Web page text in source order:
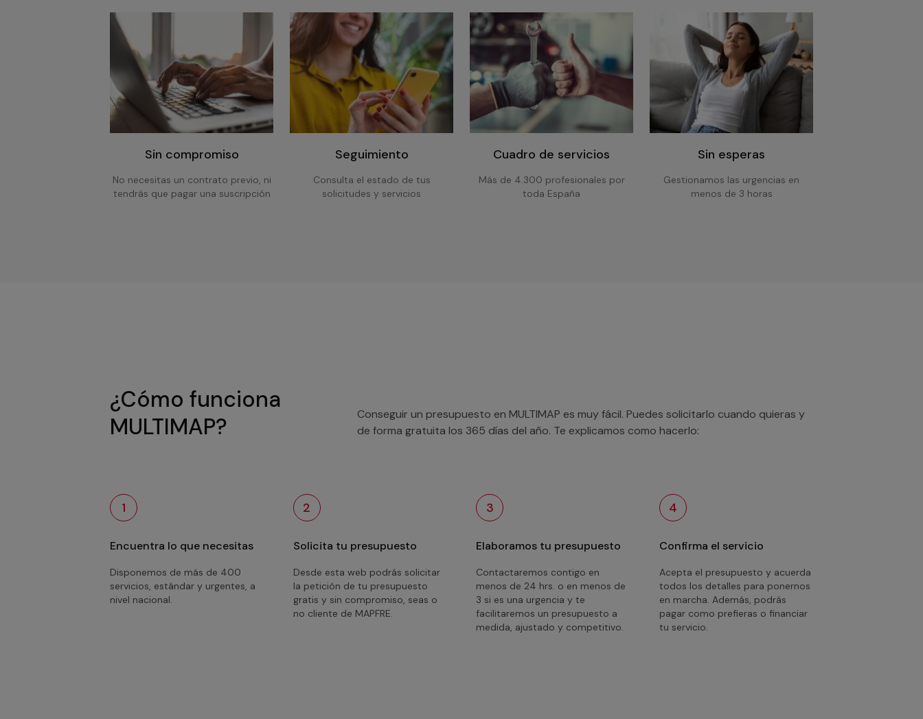
Sin compromiso
No necesitas un contrato previo, ni
tendrás que pagar una suscripción
Seguimiento
Consulta el estado de tus
solicitudes y servicios
Cuadro de servicios
Más de 4.300 profesionales por
toda España
Sin esperas
Gestionamos las urgencias en
menos de 3 horas
¿Cómo funciona
MULTIMAP?
Conseguir un presupuesto en MULTIMAP es muy fácil. Puedes solicitarlo cuando quieras y
de forma gratuita los 365 días del año. Te explicamos como hacerlo:
1
Encuentra lo que necesitas
Disponemos de más de 400
servicios, estándar y urgentes, a
nivel nacional.
2
Solicita tu presupuesto
Desde esta web podrás solicitar
la petición de tu presupuesto
gratis y sin compromiso, seas o
no cliente de MAPFRE.
3
Elaboramos tu presupuesto
Contactaremos contigo en
menos de 24 hrs. o en menos de
3 si es una urgencia y te
facilitaremos un presupuesto a
medida, ajustado y competitivo.
4
Confirma el servicio
Acepta el presupuesto y acuerda
todos los detalles para ponernos
en marcha. Además, podrás
pagar como prefieras o financiar
tu servicio.